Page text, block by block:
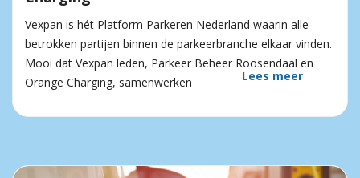
Vexpan is hét Platform Parkeren Nederland waarin alle
betrokken partijen binnen de parkeerbranche elkaar vinden.
Mooi dat Vexpan leden, Parkeer Beheer Roosendaal en
Orange Charging, samenwerken
Lees meer